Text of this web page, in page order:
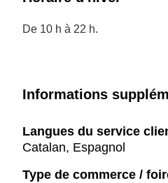
De 10 h à 22 h.
Informations
Langues du service
Catalan, Espagnol
Type de commerce /